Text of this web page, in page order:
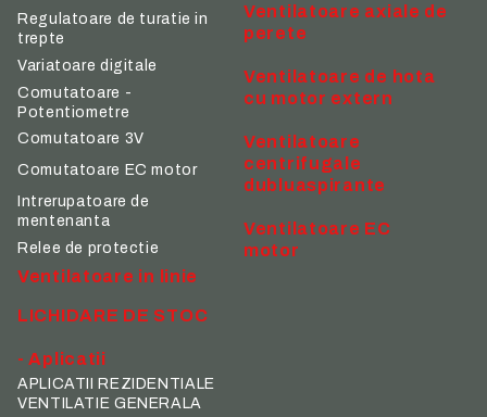
Regulatoare de turatie in
trepte
Variatoare digitale
Comutatoare -
Potentiometre
Comutatoare 3V
Comutatoare EC motor
Intrerupatoare de
mentenanta
Relee de protectie
Ventilatoare axiale de
perete
Ventilatoare de hota
cu motor extern
Ventilatoare
centrifugale
dubluaspirante
Ventilatoare EC
motor
Ventilatoare in linie
LICHIDARE DE STOC
- Aplicatii
APLICATII REZIDENTIALE
VENTILATIE GENERALA